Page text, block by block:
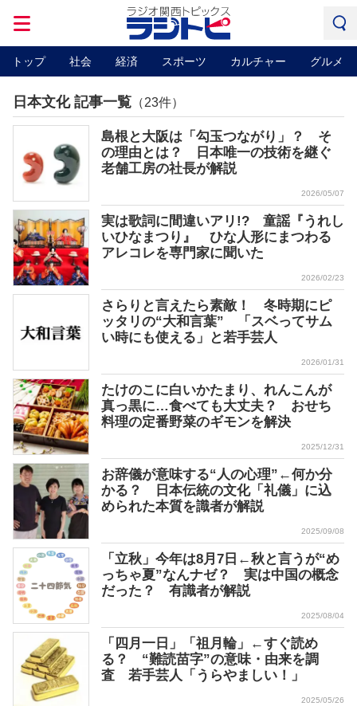
トップ 社会 経済 スポーツ カルチャー グルメ
日本文化 記事一覧 （23件）
島根と大阪は「勾玉つながり」？ そ
の理由とは？ 日本唯一の技術を継ぐ
老舗工房の社長が解説
2026/05/07
実は歌詞に間違いアリ!? 童謡『うれし
いひなまつり』 ひな人形にまつわる
アレコレを専門家に聞いた
2026/02/23
さらりと言えたら素敵！ 冬時期にピ
ッタリの“大和言葉” 「スベってサム
い時にも使える」と若手芸人
2026/01/31
たけのこに白いかたまり、れんこんが
真っ黒に…食べても大丈夫？ おせち
料理の定番野菜のギモンを解決
2025/12/31
お辞儀が意味する“人の心理”←何か分
かる？ 日本伝統の文化「礼儀」に込
められた本質を識者が解説
2025/09/08
「立秋」今年は8月7日←秋と言うが“め
っちゃ夏”なんナゼ？ 実は中国の概念
だった？ 有識者が解説
2025/08/04
「四月一日」「祖月輪」←すぐ読め
る？ “難読苗字”の意味・由来を調
査 若手芸人「うらやましい！」
2025/05/26